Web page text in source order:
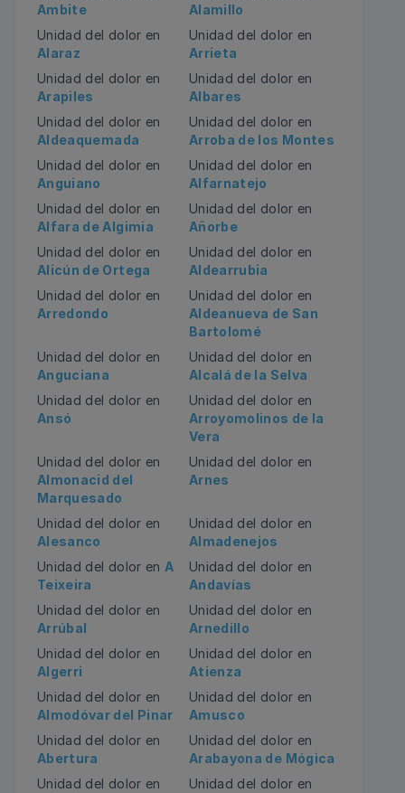
Ambite
Alamillo
Unidad del dolor en
Alaraz
Unidad del dolor en
Arrieta
Unidad del dolor en
Arapiles
Unidad del dolor en
Albares
Unidad del dolor en
Aldeaquemada
Unidad del dolor en
Arroba de los Montes
Unidad del dolor en
Anguiano
Unidad del dolor en
Alfarnatejo
Unidad del dolor en
Alfara de Algimia
Unidad del dolor en
Añorbe
Unidad del dolor en
Alicún de Ortega
Unidad del dolor en
Aldearrubia
Unidad del dolor en
Arredondo
Unidad del dolor en
Aldeanueva de San
Bartolomé
Unidad del dolor en
Anguciana
Unidad del dolor en
Alcalá de la Selva
Unidad del dolor en
Ansó
Unidad del dolor en
Arroyomolinos de la
Vera
Unidad del dolor en
Almonacid del
Marquesado
Unidad del dolor en
Arnes
Unidad del dolor en
Alesanco
Unidad del dolor en
Almadenejos
Unidad del dolor en A
Teixeira
Unidad del dolor en
Andavías
Unidad del dolor en
Arrúbal
Unidad del dolor en
Arnedillo
Unidad del dolor en
Algerri
Unidad del dolor en
Atienza
Unidad del dolor en
Almodóvar del Pinar
Unidad del dolor en
Amusco
Unidad del dolor en
Abertura
Unidad del dolor en
Arabayona de Mógica
Unidad del dolor en
Unidad del dolor en